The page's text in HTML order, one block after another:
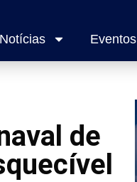
Notícias Eventos
de